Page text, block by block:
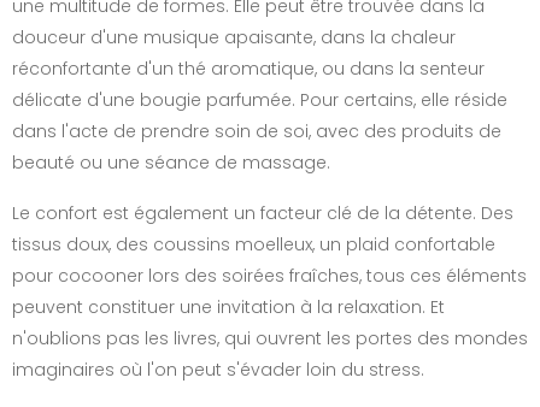
une multitude de formes. Elle peut être trouvée dans la
douceur d'une musique apaisante, dans la chaleur
réconfortante d'un thé aromatique, ou dans la senteur
délicate d'une bougie parfumée. Pour certains, elle réside
dans l'acte de prendre soin de soi, avec des produits de
beauté ou une séance de massage.
Le confort est également un facteur clé de la détente. Des
tissus doux, des coussins moelleux, un plaid confortable
pour cocooner lors des soirées fraîches, tous ces éléments
peuvent constituer une invitation à la relaxation. Et
n'oublions pas les livres, qui ouvrent les portes des mondes
imaginaires où l'on peut s'évader loin du stress.